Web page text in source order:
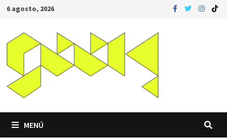
Saltar
contenido
6 agosto, 2026
MENÚ